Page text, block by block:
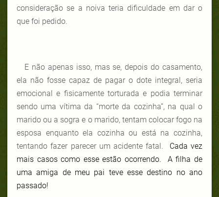
consideração se a noiva teria dificuldade em dar o
que foi pedido.
E não apenas isso, mas se, depois do casamento,
ela não fosse capaz de pagar o dote integral, seria
emocional e fisicamente torturada e podia terminar
sendo uma vítima da “morte da cozinha”, na qual o
marido ou a sogra e o marido, tentam colocar fogo na
esposa enquanto ela cozinha ou está na cozinha,
tentando fazer parecer um acidente fatal. Cada vez
mais casos como esse estão ocorrendo. A filha de
uma amiga de meu pai teve esse destino no ano
passado!